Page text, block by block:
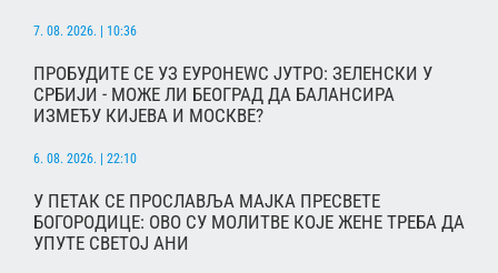
7. 08. 2026. | 10:36
ПРОБУДИТЕ СЕ УЗ ЕУРОНЕWС ЈУТРО: ЗЕЛЕНСКИ У
СРБИЈИ - МОЖЕ ЛИ БЕОГРАД ДА БАЛАНСИРА
ИЗМЕЂУ КИЈЕВА И МОСКВЕ?
6. 08. 2026. | 22:10
У ПЕТАК СЕ ПРОСЛАВЉА МАЈКА ПРЕСВЕТЕ
БОГОРОДИЦЕ: ОВО СУ МОЛИТВЕ КОЈЕ ЖЕНЕ ТРЕБА ДА
УПУТЕ СВЕТОЈ АНИ